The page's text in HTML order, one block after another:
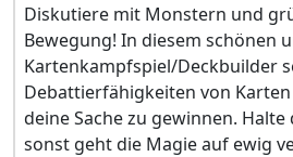
Diskutiere mit Monstern und
Bewegung! In diesem schönen
Kartenkampfspiel/Deckbuilder
Debattierfähigkeiten von
deine Sache zu gewinnen. Halte
sonst geht die Magie auf ewig